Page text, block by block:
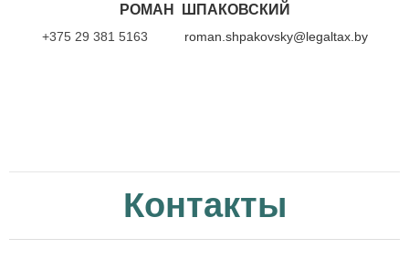
РОМАН ШПАКОВСКИЙ
+375 29 381 5163 roman.shpakovsky@legaltax.by
Контакты